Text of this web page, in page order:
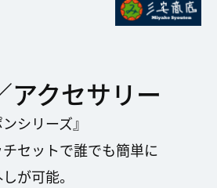
アクセサリー
シリーズ』
セットで誰でも簡単に
が可能。